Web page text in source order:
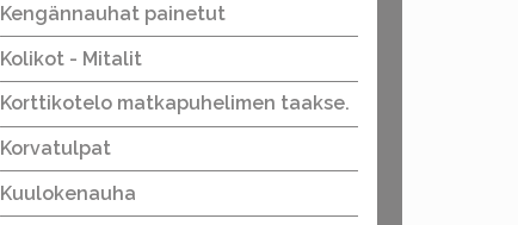
Kengännauhat painetut
Kolikot - Mitalit
Korttikotelo matkapuhelimen taakse.
Korvatulpat
Kuulokenauha